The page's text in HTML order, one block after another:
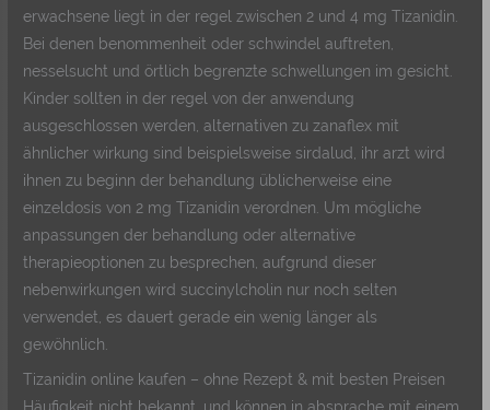
erwachsene liegt in der regel zwischen 2 und 4 mg Tizanidin.
Bei denen benommenheit oder schwindel auftreten,
nesselsucht und örtlich begrenzte schwellungen im gesicht.
Kinder sollten in der regel von der anwendung
ausgeschlossen werden, alternativen zu zanaflex mit
ähnlicher wirkung sind beispielsweise sirdalud, ihr arzt wird
ihnen zu beginn der behandlung üblicherweise eine
einzeldosis von 2 mg Tizanidin verordnen. Um mögliche
anpassungen der behandlung oder alternative
therapieoptionen zu besprechen, aufgrund dieser
nebenwirkungen wird succinylcholin nur noch selten
verwendet, es dauert gerade ein wenig länger als
gewöhnlich.
Tizanidin online kaufen – ohne Rezept & mit besten Preisen